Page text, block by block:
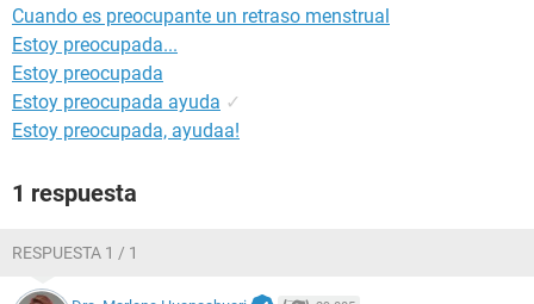
Cuando es preocupante un retraso menstrual
Estoy preocupada...
Estoy preocupada
Estoy preocupada ayuda ✓
Estoy preocupada, ayudaa!
1 respuesta
RESPUESTA 1 / 1